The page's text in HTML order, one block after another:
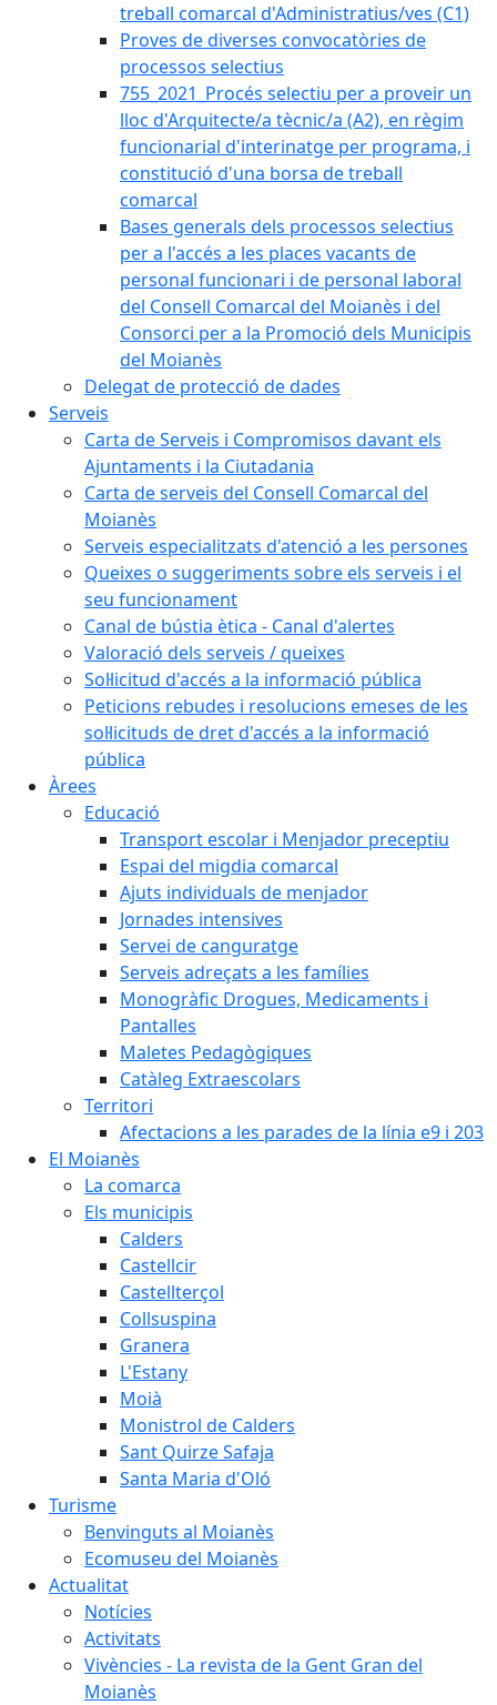
treball comarcal d'Administratius/ves (C1)
Proves de diverses convocatòries de
processos selectius
755_2021_Procés selectiu per a proveir un
lloc d'Arquitecte/a tècnic/a (A2), en règim
funcionarial d'interinatge per programa, i
constitució d'una borsa de treball
comarcal
Bases generals dels processos selectius
per a l'accés a les places vacants de
personal funcionari i de personal laboral
del Consell Comarcal del Moianès i del
Consorci per a la Promoció dels Municipis
del Moianès
Delegat de protecció de dades
Serveis
Carta de Serveis i Compromisos davant els
Ajuntaments i la Ciutadania
Carta de serveis del Consell Comarcal del
Moianès
Serveis especialitzats d'atenció a les persones
Queixes o suggeriments sobre els serveis i el
seu funcionament
Canal de bústia ètica - Canal d'alertes
Valoració dels serveis / queixes
Sol·licitud d'accés a la informació pública
Peticions rebudes i resolucions emeses de les
sol·licituds de dret d'accés a la informació
pública
Àrees
Educació
Transport escolar i Menjador preceptiu
Espai del migdia comarcal
Ajuts individuals de menjador
Jornades intensives
Servei de canguratge
Serveis adreçats a les famílies
Monogràfic Drogues, Medicaments i
Pantalles
Maletes Pedagògiques
Catàleg Extraescolars
Territori
Afectacions a les parades de la línia e9 i 203
El Moianès
La comarca
Els municipis
Calders
Castellcir
Castellterçol
Collsuspina
Granera
L'Estany
Moià
Monistrol de Calders
Sant Quirze Safaja
Santa Maria d'Oló
Turisme
Benvinguts al Moianès
Ecomuseu del Moianès
Actualitat
Notícies
Activitats
Vivències - La revista de la Gent Gran del
Moianès